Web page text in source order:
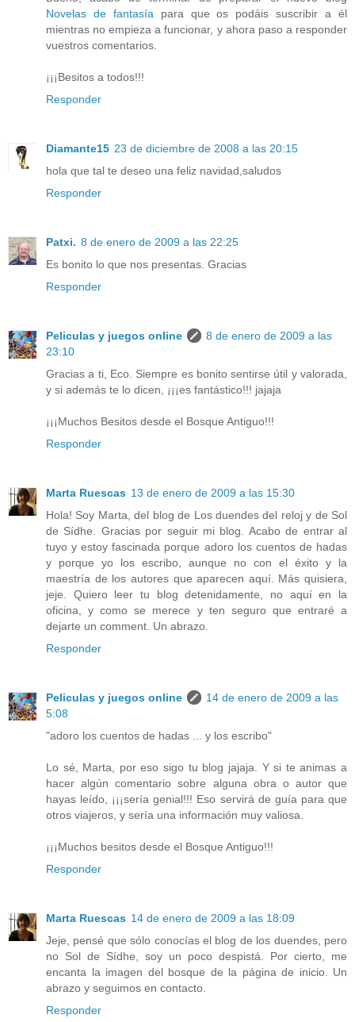
Novelas de fantasía para que os podáis suscribir a él
mientras no empieza a funcionar, y ahora paso a responder
vuestros comentarios.
¡¡¡Besitos a todos!!!
Responder
Diamante15 23 de diciembre de 2008 a las 20:15
hola que tal te deseo una feliz navidad,saludos
Responder
Patxi. 8 de enero de 2009 a las 22:25
Es bonito lo que nos presentas. Gracias
Responder
Peliculas y juegos online
8 de enero de 2009 a las
23:10
Gracias a ti, Eco. Siempre es bonito sentirse útil y valorada,
y si además te lo dicen, ¡¡¡es fantástico!!! jajaja
¡¡¡Muchos Besitos desde el Bosque Antiguo!!!
Responder
Marta Ruescas 13 de enero de 2009 a las 15:30
Hola! Soy Marta, del blog de Los duendes del reloj y de Sol
de Sídhe. Gracias por seguir mi blog. Acabo de entrar al
tuyo y estoy fascinada porque adoro los cuentos de hadas
y porque yo los escribo, aunque no con el éxito y la
maestría de los autores que aparecen aquí. Más quisiera,
jeje. Quiero leer tu blog detenidamente, no aquí en la
oficina, y como se merece y ten seguro que entraré a
dejarte un comment. Un abrazo.
Responder
Peliculas y juegos online
14 de enero de 2009 a las
5:08
"adoro los cuentos de hadas ... y los escribo"
Lo sé, Marta, por eso sigo tu blog jajaja. Y si te animas a
hacer algún comentario sobre alguna obra o autor que
hayas leído, ¡¡¡sería genial!!! Eso servirá de guía para que
otros viajeros, y sería una información muy valiosa.
¡¡¡Muchos besitos desde el Bosque Antiguo!!!
Responder
Marta Ruescas 14 de enero de 2009 a las 18:09
Jeje, pensé que sólo conocías el blog de los duendes, pero
no Sol de Sídhe, soy un poco despistá. Por cierto, me
encanta la imagen del bosque de la página de inicio. Un
abrazo y seguimos en contacto.
Responder